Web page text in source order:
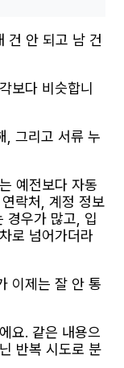
건 안 되고 남 건
보다 비슷합니
, 그리고 서류 누
예전보다 자동
락처, 계정 정보
경우가 많고, 입
로 넘어가더라
이제는 잘 안 통
요. 같은 내용으
반복 시도로 분